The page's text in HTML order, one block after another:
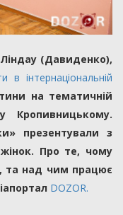
(Давиденко),
в інтернаціональній
на тематичній
Кропивницькому.
презентували з
Про те, чому
та над чим працює
DOZOR.